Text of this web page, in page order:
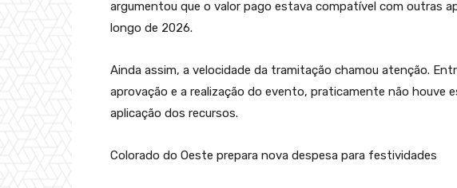
argumentou que o valor pago estava compatível com outras
longo de 2026.
Ainda assim, a velocidade da tramitação chamou atenção.
aprovação e a realização do evento, praticamente não houve
aplicação dos recursos.
Colorado do Oeste prepara nova despesa para festividades